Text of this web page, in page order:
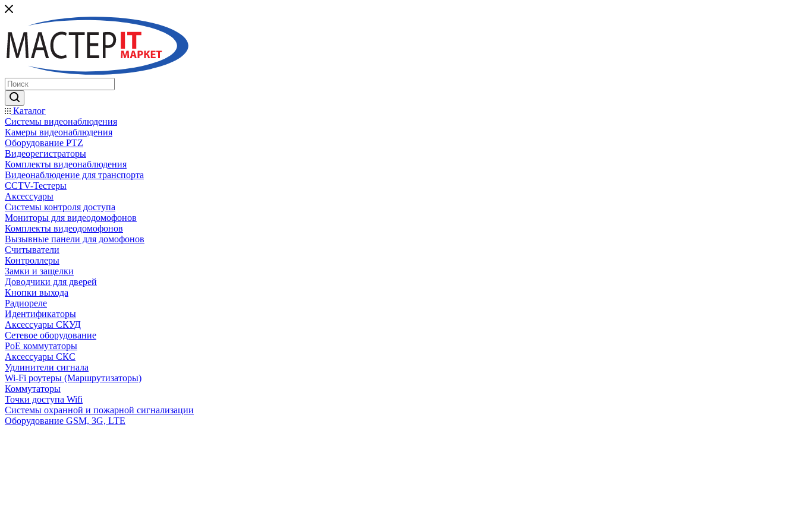
Каталог
Системы видеонаблюдения
Камеры видеонаблюдения
Оборудование PTZ
Видеорегистраторы
Комплекты видеонаблюдения
Видеонаблюдение для транспорта
CCTV-Тестеры
Аксессуары
Системы контроля доступа
Мониторы для видеодомофонов
Комплекты видеодомофонов
Вызывные панели для домофонов
Считыватели
Контроллеры
Замки и защелки
Доводчики для дверей
Кнопки выхода
Радиореле
Идентификаторы
Аксессуары СКУД
Сетевое оборудование
PoE коммутаторы
Аксессуары СКС
Удлинители сигнала
Wi-Fi роутеры (Маршрутизаторы)
Коммутаторы
Точки доступа Wifi
Системы охранной и пожарной сигнализации
Оборудование GSM, 3G, LTE